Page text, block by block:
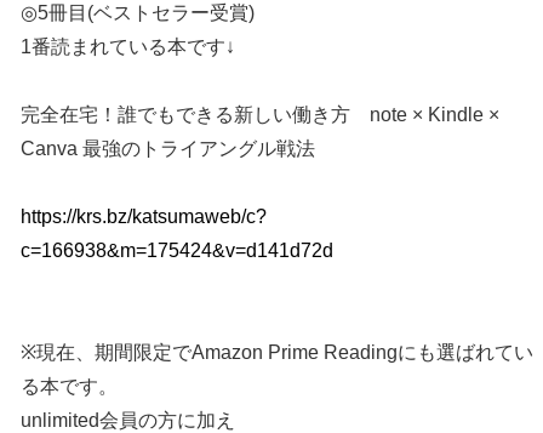
◎5冊目(ベストセラー受賞)
1番読まれている本です↓
完全在宅！誰でもできる新しい働き方 note × Kindle ×
Canva 最強のトライアングル戦法
https://krs.bz/katsumaweb/c?
c=166938&m=175424&v=d141d72d
※現在、期間限定でAmazon Prime Readingにも選ばれてい
る本です。
unlimited会員の方に加え